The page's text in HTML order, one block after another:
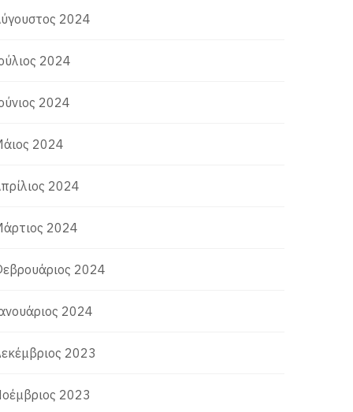
2024
2024
2024
2024
2024
2024
2024
2024
2023
2023